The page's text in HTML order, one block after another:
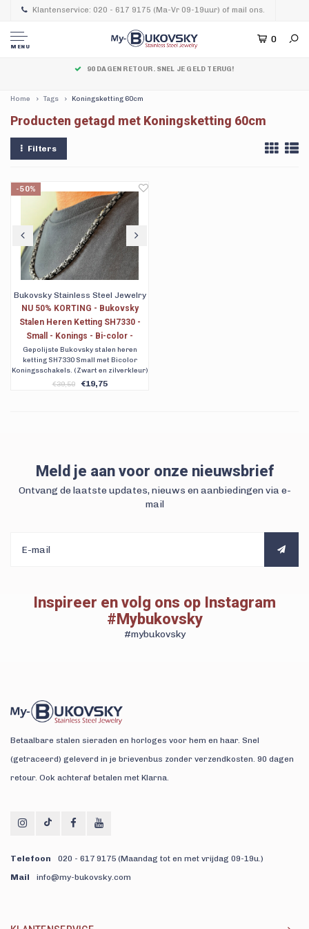
Klantenservice: 020 - 617 9175 (Ma-Vr 09-19uur) of mail ons.
MENU
0
90 DAGEN RETOUR. SNEL JE GELD TERUG!
Home Tags Koningsketting 60cm
Producten getagd met Koningsketting 60cm
Filters
-50%
Bukovsky Stainless Steel Jewelry
NU 50% KORTING - Bukovsky
Stalen Heren Ketting SH7330 -
Small - Konings - Bi-color -
Breedte: 0,5 cm - Dikte: 0,5 cm - 4
Lengtematen. Nu al vanaf € 19,75
Gepolijste Bukovsky stalen heren
ketting SH7330 Small met Bicolor
Koningsschakels. (Zwart en zilverkleur)
Verkrijgbaar in vier lengtematen. Met
€39,50 €19,75
Meld je aan voor onze nieuwsbrief
Ontvang de laatste updates, nieuws en aanbiedingen via e-
mail
Inspireer en volg ons op Instagram
#Mybukovsky
#mybukovsky
Betaalbare stalen sieraden en horloges voor hem en haar. Snel
(getraceerd) geleverd in je brievenbus zonder verzendkosten. 90 dagen
retour. Ook achteraf betalen met Klarna.
Telefoon
020 - 617 9175 (Maandag tot en met vrijdag 09-19u.)
Mail
info@my-bukovsky.com